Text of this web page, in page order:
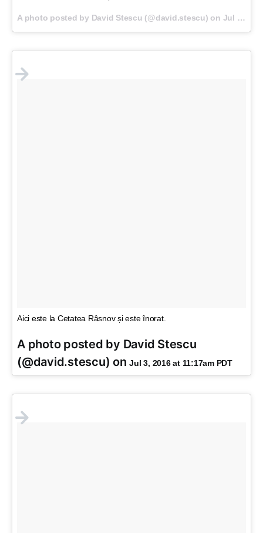
A photo posted by David Stescu (@david.stescu) on Jul 3, 2016 at 2:19am PDT
Aici este la Cetatea Râsnov și este înorat.
A photo posted by David Stescu
(@david.stescu) onJul 3, 2016 at 11:17am PDT